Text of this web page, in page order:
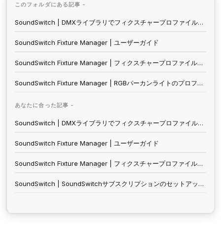
このフォルダにある記事 -
SoundSwitch | DMXライブラリでフィクスチャープロファイルを見つける方法
SoundSwitch Fixture Manager | ユーザーガイド
SoundSwitch Fixture Manager | フィクスチャープロファイルを作成する
SoundSwitch Fixture Manager | RGBパーカンライトのプロファイルの作成
あなたに合った記事 -
SoundSwitch | DMXライブラリでフィクスチャープロファイルを見つける方法
SoundSwitch Fixture Manager | ユーザーガイド
SoundSwitch Fixture Manager | フィクスチャープロファイルを作成する
SoundSwitch | SoundSwitchサブスクリプションのセットアップとアクティベーション方法